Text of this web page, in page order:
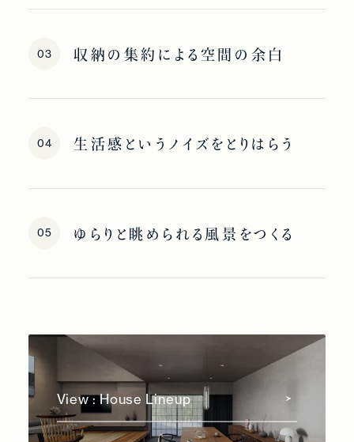
03 収納の集約による空間の余白
04 生活感というノイズをとりはらう
05 ゆらりと眺められる風景をつくる
View : House Lineup